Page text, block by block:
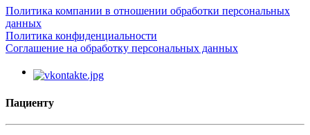
Политика компании в отношении обработки персональных
данных
Политика конфиденциальности
Соглашение на обработку персональных данных
Пациенту